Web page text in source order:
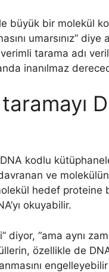
büyük bir molekül
umarsınız” diye
tarama adı
inanılmaz
kodlu
ve
hedef proteine
okuyabilir.
diyor, “ama aynı
özellikle de